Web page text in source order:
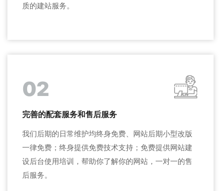
质的建站服务。
02
完善的配套服务和售后服务
我们后期的日常维护均终身免费、网站后期小型改版
一律免费；终身提供免费技术支持；免费提供网站建
设后台使用培训，帮助你了解你的网站，一对一的售
后服务。